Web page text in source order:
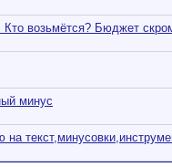
Кто возьмётся? Бюджет
минус